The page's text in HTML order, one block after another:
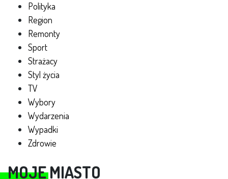
Polityka
Region
Remonty
Sport
Strażacy
Styl życia
TV
Wybory
Wydarzenia
Wypadki
Zdrowie
MOJE MIASTO